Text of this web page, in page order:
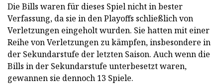
Die Bills waren für dieses Spiel nicht in bester
Verfassung, da sie in den Playoffs schließlich von
Verletzungen eingeholt wurden. Sie hatten mit einer
Reihe von Verletzungen zu kämpfen, insbesondere in
der Sekundarstufe der letzten Saison. Auch wenn die
Bills in der Sekundarstufe unterbesetzt waren,
gewannen sie dennoch 13 Spiele.